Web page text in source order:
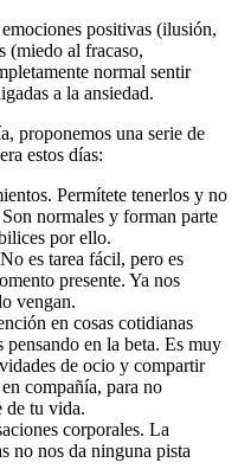
positivas (ilusión,
(miedo al fracaso,
normal sentir
a la ansiedad.
proponemos una serie de
estos días:
Permítete tenerlos y no
normales y forman parte
por ello.
es tarea fácil, pero es
presente. Ya nos
vengan.
en cosas cotidianas
pensando en la beta. Es muy
de ocio y compartir
compañía, para no
de tu vida.
corporales. La
no nos da ninguna pista